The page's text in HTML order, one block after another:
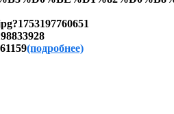
(подробнее)